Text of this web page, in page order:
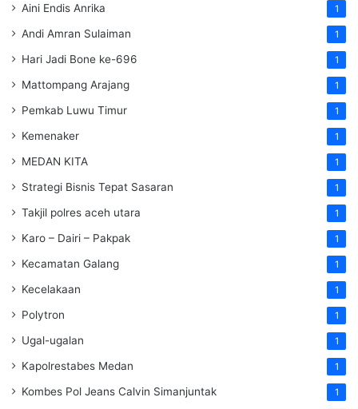
Aini Endis Anrika 1
Andi Amran Sulaiman 1
Hari Jadi Bone ke-696 1
Mattompang Arajang 1
Pemkab Luwu Timur 1
Kemenaker 1
MEDAN KITA 1
Strategi Bisnis Tepat Sasaran 1
Takjil polres aceh utara 1
Karo – Dairi – Pakpak 1
Kecamatan Galang 1
Kecelakaan 1
Polytron 1
Ugal-ugalan 1
Kapolrestabes Medan 1
Kombes Pol Jeans Calvin Simanjuntak 1